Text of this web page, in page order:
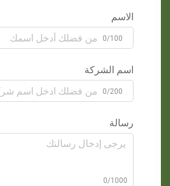
الاسم
0/100
اسم الشركة
0/200
رسالة
0/1000